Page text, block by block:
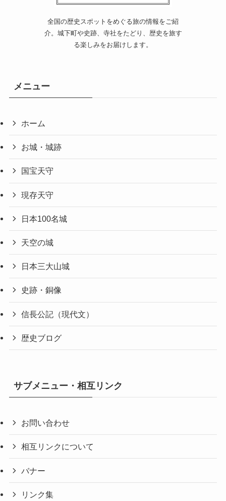
全国の歴史スポットをめぐる旅の情報をご紹
介。城下町や史跡、寺社をたどり、歴史を旅す
る楽しみをお届けします。
メニュー
ホーム
お城・城跡
国宝天守
現存天守
日本100名城
天空の城
日本三大山城
史跡・銅像
信長公記（現代文）
歴史ブログ
サブメニュー・相互リンク
お問い合わせ
相互リンクについて
バナー
リンク集